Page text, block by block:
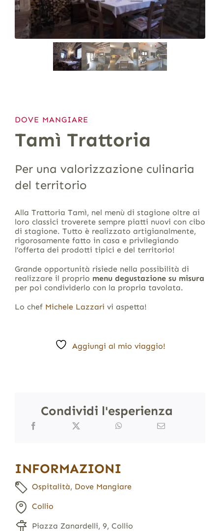
DOVE MANGIARE
Tamì Trattoria
Per una valorizzazione culinaria
del territorio
Alla Trattoria Tamì, nel menù di stagione oltre ai
loro classici troverete sempre piatti nuovi con cibo
di stagione. Tutto è realizzato artigianalmente,
rigorosamente fatto in casa e privilegiando
l’offerta dei prodotti tipici e del territorio!
Grande opportunità risiede nella possibilità di
realizzare il proprio menu degustazione su misura
per poi condividerlo con la propria tavolata.
Lo chef Michele Lazzari vi aspetta!
Aggiungi al mio viaggio!
Condividi l'esperienza
INFORMAZIONI
Ospitalità, Dove Mangiare
Collio
Piazza Zanardelli, 9, Collio